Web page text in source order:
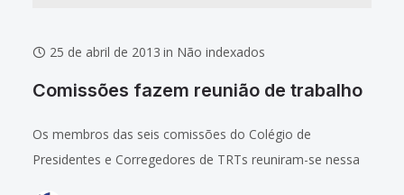
25 de abril de 2013 in Não indexados
Comissões fazem reunião de trabalho
Os membros das seis comissões do Colégio de
Presidentes e Corregedores de TRTs reuniram-se nessa